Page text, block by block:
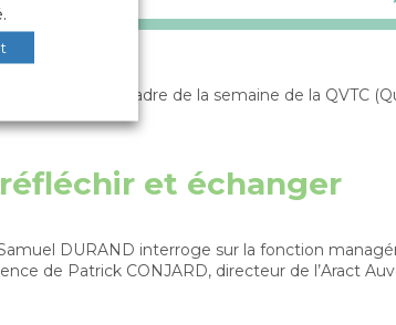
dans le cadre de la semaine de la QVTC
et échanger
DURAND interroge sur la fonction
de Patrick CONJARD, directeur de l’Aract